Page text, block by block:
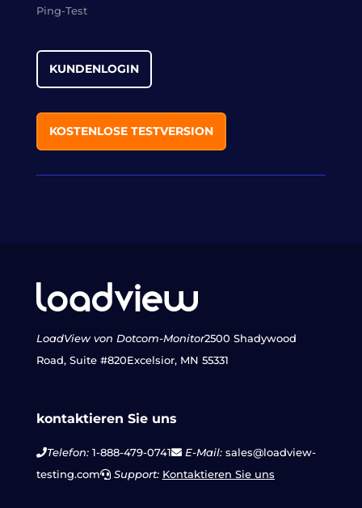
Ping-Test
KUNDENLOGIN
KOSTENLOSE TESTVERSION
LoadView von Dotcom-Monitor2500 Shadywood
Road, Suite #820Excelsior, MN 55331
kontaktieren Sie uns
Telefon:1-888-479-0741 E-Mail:sales@loadview-
testing.com
Support: Kontaktieren Sie uns